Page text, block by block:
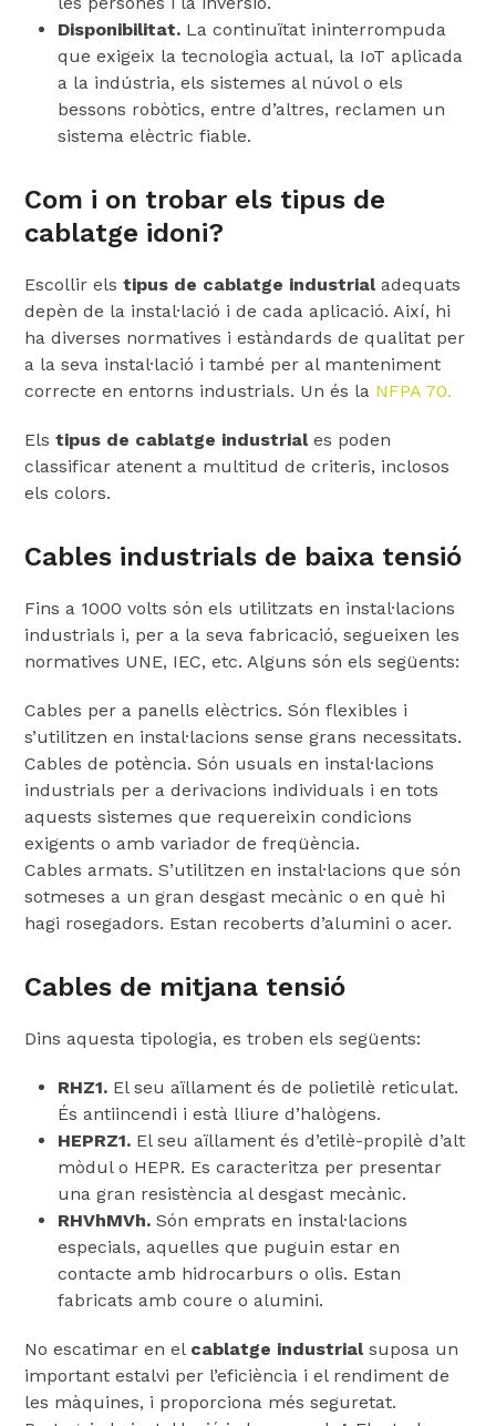
Disponibilitat. La continuïtat ininterrompuda
que exigeix ​​la tecnologia actual, la IoT aplicada
a la indústria, els sistemes al núvol o els
bessons robòtics, entre d’altres, reclamen un
sistema elèctric fiable.
Com i on trobar els tipus de
cablatge idoni?
Escollir els tipus de cablatge industrialadequats
depèn de la instal·lació i de cada aplicació. Així, hi
ha diverses normatives i estàndards de qualitat per
a la seva instal·lació i també per al manteniment
correcte en entorns industrials. Un és la NFPA 70.
Elstipus de cablatge industriales poden
classificar atenent a multitud de criteris, inclosos
els colors.
Cables industrials de baixa tensió
Fins a 1000 volts són els utilitzats en instal·lacions
industrials i, per a la seva fabricació, segueixen les
normatives UNE, IEC, etc. Alguns són els següents:
Cables per a panells elèctrics. Són flexibles i
s’utilitzen en instal·lacions sense grans necessitats.
Cables de potència. Són usuals en instal·lacions
industrials per a derivacions individuals i en tots
aquests sistemes que requereixin condicions
exigents o amb variador de freqüència.
Cables armats. S’utilitzen en instal·lacions que són
sotmeses a un gran desgast mecànic o en què hi
hagi rosegadors. Estan recoberts d’alumini o acer.
Cables de mitjana tensió
Dins aquesta tipologia, es troben els següents:
RHZ1. El seu aïllament és de polietilè reticulat.
És antiincendi i està lliure d’halògens.
HEPRZ1. El seu aïllament és d’etilè-propilè d’alt
mòdul o HEPR. Es caracteritza per presentar
una gran resistència al desgast mecànic.
RHVhMVh. Són emprats en instal·lacions
especials, aquelles que puguin estar en
contacte amb hidrocarburs o olis. Estan
fabricats amb coure o alumini.
No escatimar en el cablatge industrialsuposa un
important estalvi per l’eficiència i el rendiment de
les màquines, i proporciona més seguretat.